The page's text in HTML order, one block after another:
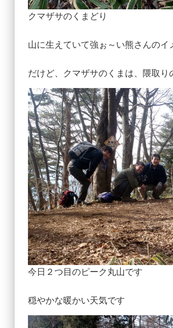
クマザサのくまどり
山に生えていて強ぉ～い熊さんの
だけど、クマザサのくまは、隈取
今日２つ目のピーク丸山です
穏やかな暖かい天気です